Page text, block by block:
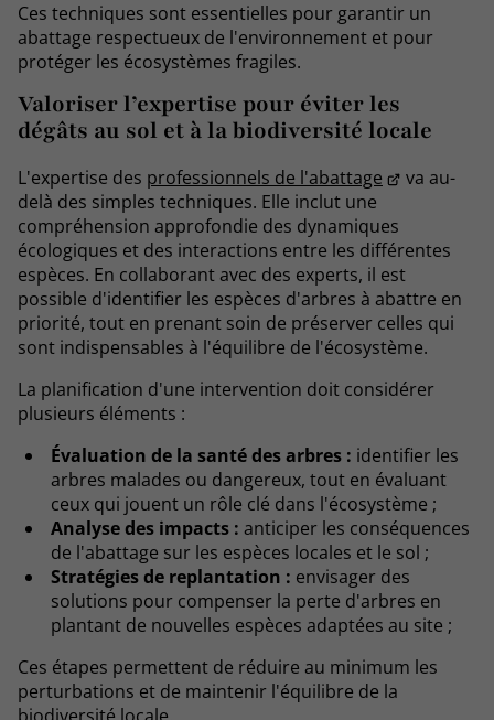
Ces techniques sont essentielles pour garantir un
abattage respectueux de l'environnement et pour
protéger les écosystèmes fragiles.
Valoriser l’expertise pour éviter les
dégâts au sol et à la biodiversité locale
L'expertise des professionnels de l'abattage
va au-
delà des simples techniques. Elle inclut une
compréhension approfondie des dynamiques
écologiques et des interactions entre les différentes
espèces. En collaborant avec des experts, il est
possible d'identifier les espèces d'arbres à abattre en
priorité, tout en prenant soin de préserver celles qui
sont indispensables à l'équilibre de l'écosystème.
La planification d'une intervention doit considérer
plusieurs éléments :
Évaluation de la santé des arbres : identifier les
arbres malades ou dangereux, tout en évaluant
ceux qui jouent un rôle clé dans l'écosystème ;
Analyse des impacts : anticiper les conséquences
de l'abattage sur les espèces locales et le sol ;
Stratégies de replantation : envisager des
solutions pour compenser la perte d'arbres en
plantant de nouvelles espèces adaptées au site ;
Ces étapes permettent de réduire au minimum les
perturbations et de maintenir l'équilibre de la